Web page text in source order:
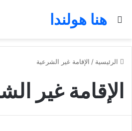
هنا هولندا
بحث عن
الرئيسية / الإقامة غير الشرعية
الإقامة غير